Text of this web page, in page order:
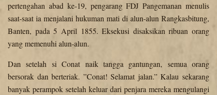
pertengahan abad ke-19, pengarang FDJ Pangemanan menulis
saat-saat ia menjalani hukuman mati di alun-alun Rangkasbitung,
Banten, pada 5 April 1855. Eksekusi disaksikan ribuan orang
yang memenuhi alun-alun.
Dan setelah si Conat naik tangga gantungan, semua orang
bersorak dan berteriak. ”Conat! Selamat jalan.” Kalau sekarang
banyak perampok setelah keluar dari penjara mereka mengulangi